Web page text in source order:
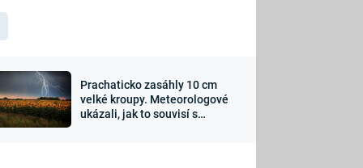
Sledujte nás
Prachaticko zasáhly 10 cm
velké kroupy. Meteorologové
ukázali, jak to souvisí s